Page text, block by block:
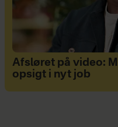
Afsløret på video:
opsigt i nyt job